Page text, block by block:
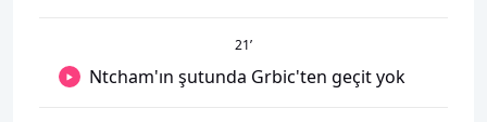
21’
Ntcham'ın şutunda Grbic'ten geçit yok